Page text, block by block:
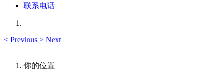
联系电话
< Previous > Next
你的位置